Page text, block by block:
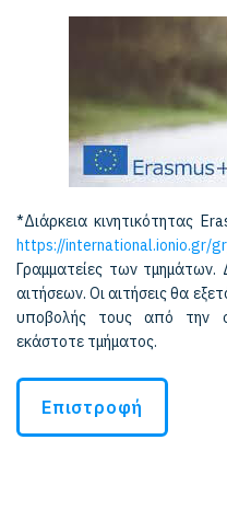
*Διάρκεια κινητικότητας
https://international.ionio.gr/
Γραμματείες των τμημάτων.
αιτήσεων. Οι αιτήσεις θα
υποβολής τους από την
εκάστοτε τμήματος.
Επιστροφή